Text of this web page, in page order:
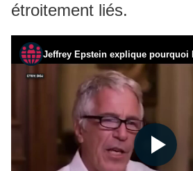
étroitement liés.